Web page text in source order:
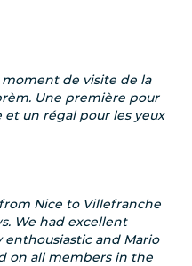
moment de visite de la
Une première pour
un régal pour les yeux
Nice to Villefranche
We had excellent
enthousiastic and Mario
on all members in the